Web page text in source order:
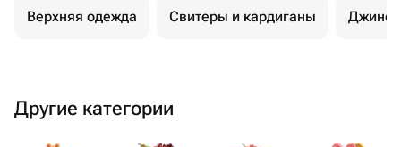
Верхняя одежда Свитеры и кардиганы
Другие категории